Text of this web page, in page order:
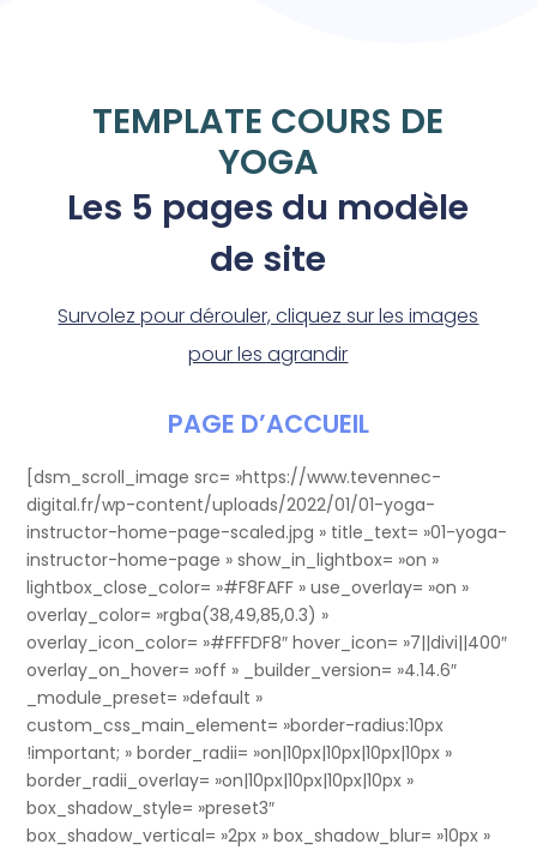
TEMPLATE COURS DE
YOGA
Les 5 pages du modèle
de site
Survolez pour dérouler, cliquez sur les images
pour les agrandir
PAGE D’ACCUEIL
[dsm_scroll_image src= »https://www.tevennec-
digital.fr/wp-content/uploads/2022/01/01-yoga-
instructor-home-page-scaled.jpg » title_text= »01-yoga-
instructor-home-page » show_in_lightbox= »on »
lightbox_close_color= »#F8FAFF » use_overlay= »on »
overlay_color= »rgba(38,49,85,0.3) »
overlay_icon_color= »#FFFDF8″ hover_icon= »7||divi||400″
overlay_on_hover= »off » _builder_version= »4.14.6″
_module_preset= »default »
custom_css_main_element= »border-radius:10px
!important; » border_radii= »on|10px|10px|10px|10px »
border_radii_overlay= »on|10px|10px|10px|10px »
box_shadow_style= »preset3″
box_shadow_vertical= »2px » box_shadow_blur= »10px »